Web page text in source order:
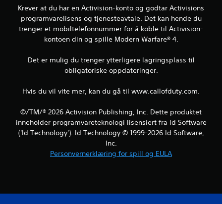
Krever at du har en Activision-konto og godtar Activisions
programvarelisens og tjenesteavtale. Det kan hende du
trenger et mobiltelefonnummer for å koble til Activision-
kontoen din og spille Modern Warfare® 4.
Det er mulig du trenger ytterligere lagringsplass til
obligatoriske oppdateringer.
Hvis du vil vite mer, kan du gå til www.callofduty.com.
©/TM/® 2026 Activision Publishing, Inc. Dette produktet
inneholder programvareteknologi lisensiert fra Id Software
('Id Technology'). Id Technology © 1999-2026 Id Software,
Inc.
Personvernerklæring for spill og EULA